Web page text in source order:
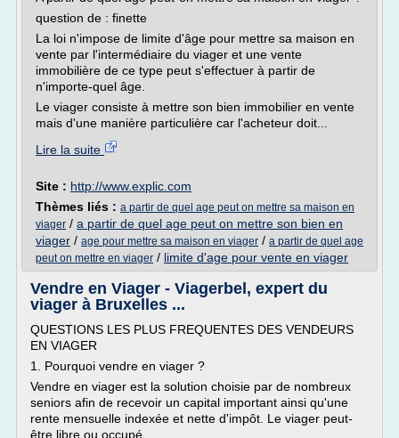
question de : finette
La loi n'impose de limite d'âge pour mettre sa maison en
vente par l'intermédiaire du viager et une vente
immobilière de ce type peut s'effectuer à partir de
n'importe-quel âge.
Le viager consiste à mettre son bien immobilier en vente
mais d'une manière particulière car l'acheteur doit...
Lire la suite
Site : http://www.explic.com
Thèmes liés : a partir de quel age peut on mettre sa maison en
viager / a partir de quel age peut on mettre son bien en
viager / age pour mettre sa maison en viager / a partir de quel age
peut on mettre en viager / limite d'age pour vente en viager
Vendre en Viager - Viagerbel, expert du
viager à Bruxelles ...
QUESTIONS LES PLUS FREQUENTES DES VENDEURS
EN VIAGER
1. Pourquoi vendre en viager ?
Vendre en viager est la solution choisie par de nombreux
seniors afin de recevoir un capital important ainsi qu'une
rente mensuelle indexée et nette d'impôt. Le viager peut-
être libre ou occupé.